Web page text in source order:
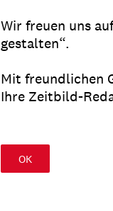
Wir freuen uns
gestalten“.
Mit freundlichen
Ihre Zeitbild-
OK